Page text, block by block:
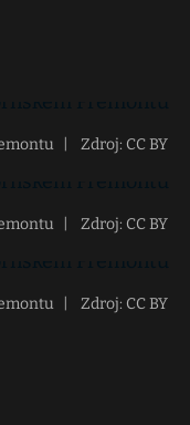
Zdroj: CC BY
Zdroj: CC BY
Zdroj: CC BY